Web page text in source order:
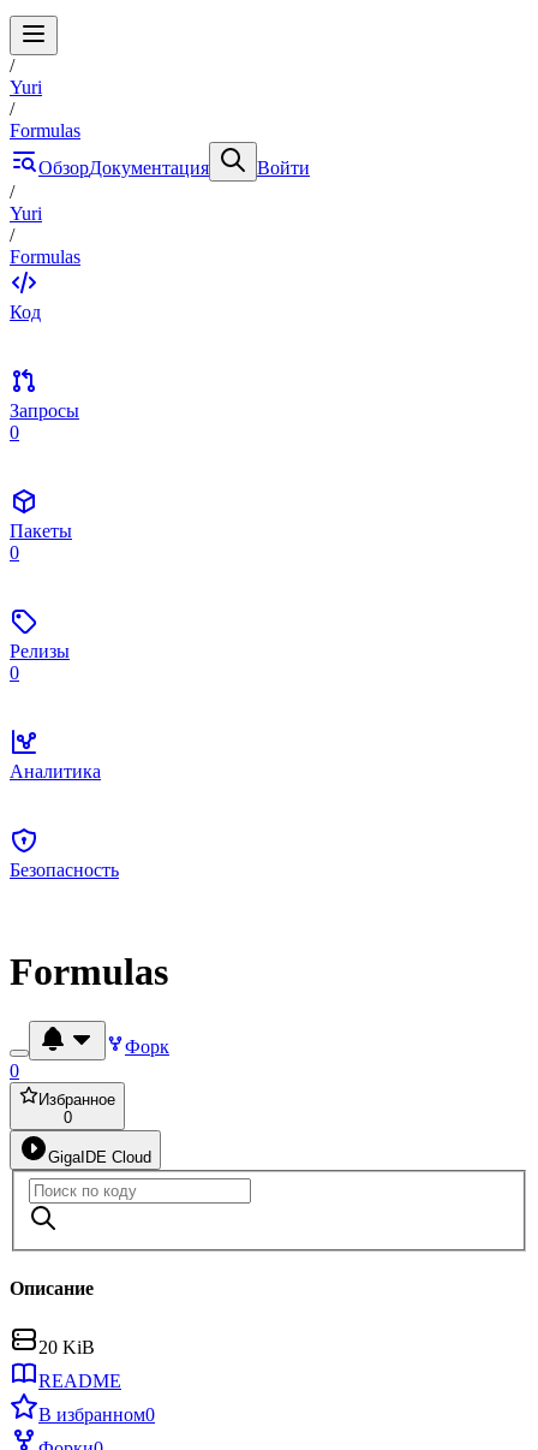
/
Yuri
/
Formulas
ОбзорДокументация
Войти
/
Yuri
/
Formulas
Код
Запросы
0
Пакеты
0
Релизы
0
Аналитика
Безопасность
Formulas
Форк
0
Избранное
0
GigaIDE Cloud
Описание
20 KiB
README
В избранном0